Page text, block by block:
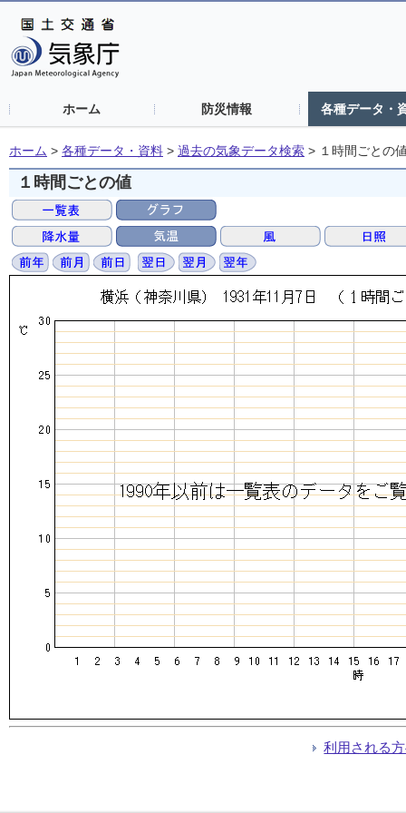
ホーム 防災情報 各種データ・
ホーム > 各種データ・資料 > 過去の気象データ検索 > １時間ごとの
１時間ごとの値
利用される